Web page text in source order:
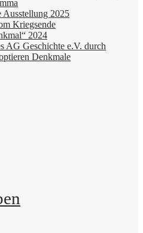
Ausstellung 2025
Kriegsende
2024
AG Geschichte e.V. durch
Denkmale